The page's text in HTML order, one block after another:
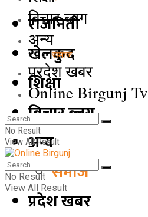
राजनिती
खेलकुद
शिक्षा
बिचार ब्लग
अन्य
समाज
प्रदेश खबर
बिचार ब्लग
अन्य
समाज
प्रदेश खबर
Online Birgunj Tv
No Result
View All Result
No Result
View All Result